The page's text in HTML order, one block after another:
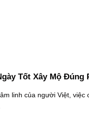
Tốt Xây Mộ Đúng
linh của người Việt, việc